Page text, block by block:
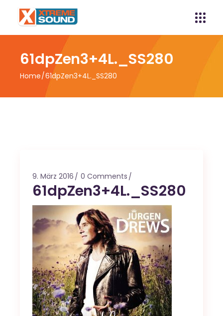
61dpZen3+4L._SS280
Home 61dpZen3+4L._SS280
9. März 2016 0 Comments
61dpZen3+4L._SS280